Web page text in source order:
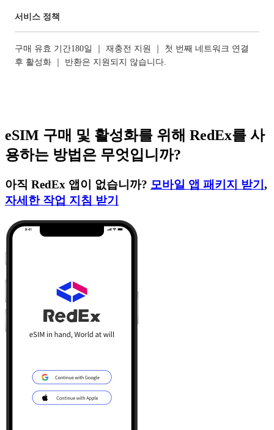
서비스 정책
구매 유효 기간180일 ｜ 재충전 지원 ｜ 첫 번째 네트워크 연결
후 활성화 ｜ 반환은 지원되지 않습니다.
eSIM 구매 및 활성화를 위해 RedEx를 사
용하는 방법은 무엇입니까?
아직 RedEx 앱이 없습니까? 모바일 앱 패키지 받기 ,
자세한 작업 지침 받기